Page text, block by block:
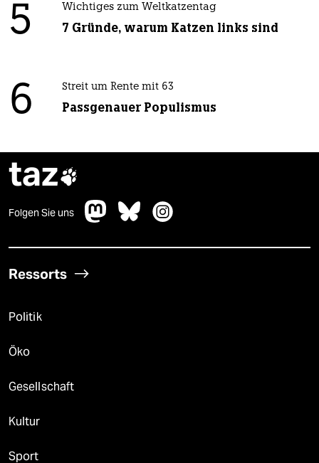
5 Wichtiges zum Weltkatzentag
7 Gründe, warum Katzen links sind
6 Streit um Rente mit 63
Passgenauer Populismus
taz
Folgen Sie uns
Ressorts
Politik
Öko
Gesellschaft
Kultur
Sport